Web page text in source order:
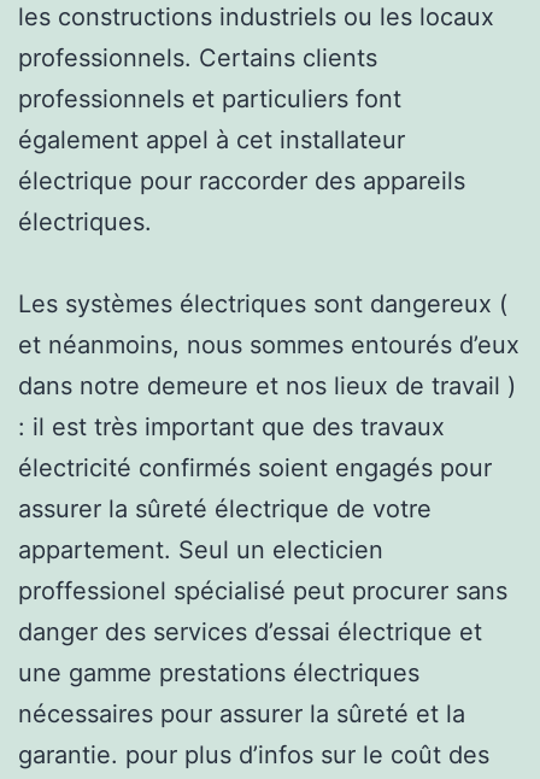
les constructions industriels ou les locaux
professionnels. Certains clients
professionnels et particuliers font
également appel à cet installateur
électrique pour raccorder des appareils
électriques.
Les systèmes électriques sont dangereux (
et néanmoins, nous sommes entourés d’eux
dans notre demeure et nos lieux de travail )
: il est très important que des travaux
électricité confirmés soient engagés pour
assurer la sûreté électrique de votre
appartement. Seul un electicien
proffessionel spécialisé peut procurer sans
danger des services d’essai électrique et
une gamme prestations électriques
nécessaires pour assurer la sûreté et la
garantie. pour plus d’infos sur le coût des